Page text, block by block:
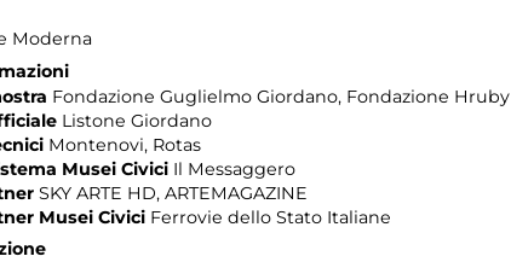
Moderna
Fondazione Guglielmo Giordano, Fondazione Hruby
Listone Giordano
Montenovi, Rotas
Musei Civici Il Messaggero
SKY ARTE HD, ARTEMAGAZINE
Musei Civici Ferrovie dello Stato Italiane